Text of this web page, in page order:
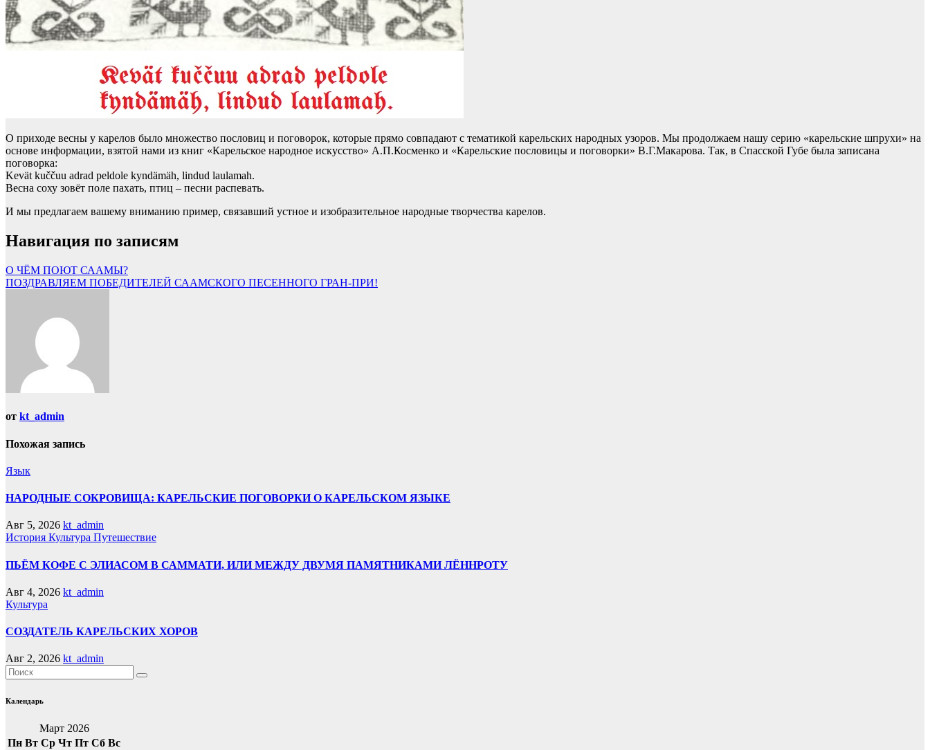
О приходе весны у карелов было множество пословиц и поговорок, которые прямо совпадают с тематикой карельских народных узоров. Мы продолжаем нашу серию «карельские шпрухи» на
основе информации, взятой нами из книг «Карельское народное искусство» А.П.Косменко и «Карельские пословицы и поговорки» В.Г.Макарова. Так, в Спасской Губе была записана
поговорка:
Kevät kuččuu adrad peldole kyndämäh, lindud laulamah.
Весна соху зовёт поле пахать, птиц – песни распевать.
И мы предлагаем вашему вниманию пример, связавший устное и изобразительное народные творчества карелов.
Навигация по записям
О ЧЁМ ПОЮТ СААМЫ?
ПОЗДРАВЛЯЕМ ПОБЕДИТЕЛЕЙ СААМСКОГО ПЕСЕННОГО ГРАН-ПРИ!
от kt_admin
Похожая запись
Язык
НАРОДНЫЕ СОКРОВИЩА: КАРЕЛЬСКИЕ ПОГОВОРКИ О КАРЕЛЬСКОМ ЯЗЫКЕ
Авг 5, 2026 kt_admin
История Культура Путешествие
ПЬЁМ КОФЕ С ЭЛИАСОМ В САММАТИ, ИЛИ МЕЖДУ ДВУМЯ ПАМЯТНИКАМИ ЛЁННРОТУ
Авг 4, 2026 kt_admin
Культура
СОЗДАТЕЛЬ КАРЕЛЬСКИХ ХОРОВ
Авг 2, 2026 kt_admin
Календарь
Март 2026
Пн Вт Ср Чт Пт Сб Вс